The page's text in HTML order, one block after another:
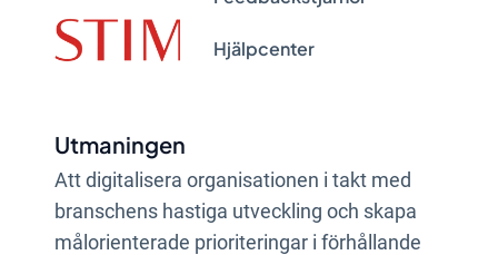
Hjälpcenter
Utmaningen
Att digitalisera organisationen i takt med
branschens hastiga utveckling och skapa
målorienterade prioriteringar i förhållande